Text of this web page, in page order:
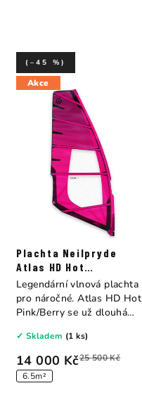
Akce
Plachta Neilpryde
Atlas HD Hot
Pink/Berry
14 000 Kč25 500 Kč
(–45 %)
6.5m²
✓ Skladem (1 ks)
Legendární vlnová plachta
pro náročné. Atlas HD Hot
Pink/Berry se už dlouhá